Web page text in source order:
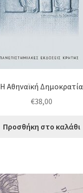
Η Αθηναϊκή Δημοκρατία
€38,00
Προσθήκη στο καλάθι